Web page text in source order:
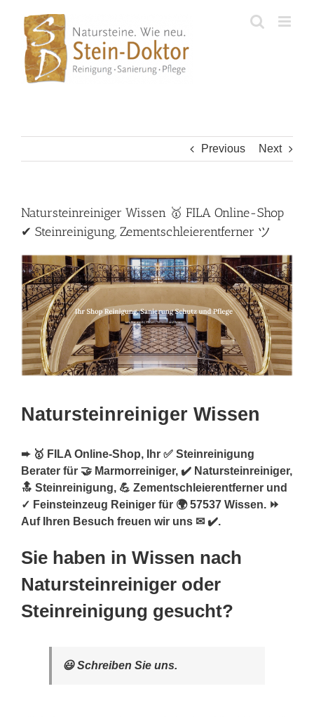
content
Previous Next
Natursteinreiniger Wissen 🥇 FILA Online-Shop
✔ Steinreinigung, Zementschleierentferner ツ
Natursteinreiniger Wissen
➨ 🥇 FILA Online-Shop, Ihr ✅ Steinreinigung
Berater für 🤝 Marmorreiniger, ✔️ Natursteinreiniger,
🔝 Steinreinigung, 💪 Zementschleierentferner und
✓ Feinsteinzeug Reiniger für 🌍 57537 Wissen. ⏩
Auf Ihren Besuch freuen wir uns ✉ ✔️.
Sie haben in Wissen nach
Natursteinreiniger oder
Steinreinigung gesucht?
😃 Schreiben Sie uns.